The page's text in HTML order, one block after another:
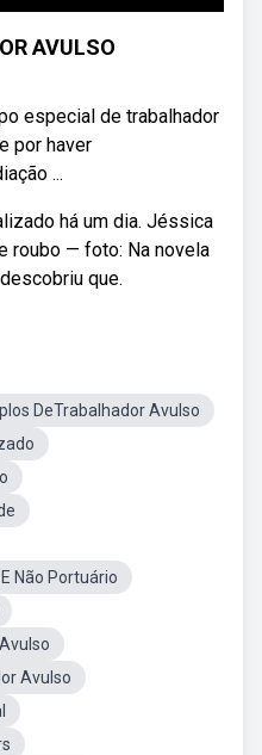
AVULSO
especial de trabalhador
por haver
...
há um dia. Jéssica
roubo — foto: Na novela
que.
DeTrabalhador Avulso
Não Portuário
Avulso